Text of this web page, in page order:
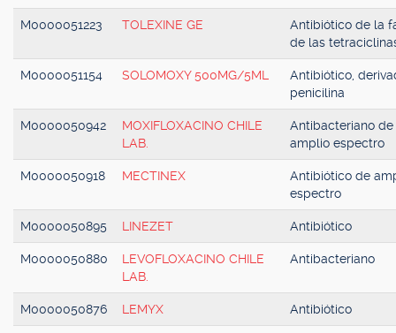
M0000051223 TOLEXINE GE
Antibiótico de la
de las
M0000051154 SOLOMOXY 500MG/5ML
Antibiótico,
penicilina
M0000050942
MOXIFLOXACINO CHILE
LAB.
Antibacteriano de
amplio espectro
M0000050918 MECTINEX
Antibiótico de
espectro
M0000050895 LINEZET Antibiótico
M0000050880
LEVOFLOXACINO CHILE
LAB.
Antibacteriano
M0000050876 LEMYX Antibiótico